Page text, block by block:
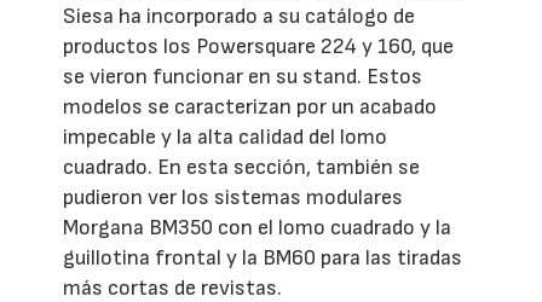
Siesa ha incorporado a su catálogo de
productos los Powersquare 224 y 160, que
se vieron funcionar en su stand. Estos
modelos se caracterizan por un acabado
impecable y la alta calidad del lomo
cuadrado. En esta sección, también se
pudieron ver los sistemas modulares
Morgana BM350 con el lomo cuadrado y la
guillotina frontal y la BM60 para las tiradas
más cortas de revistas.